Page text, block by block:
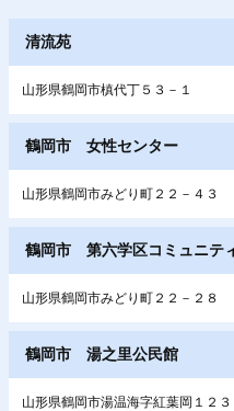
清流苑
山形県鶴岡市槙代丁５３－１
鶴岡市 女性センター
山形県鶴岡市みどり町２２－４３
鶴岡市 第六学区コミュニテ
山形県鶴岡市みどり町２２－２８
鶴岡市 湯之里公民館
山形県鶴岡市湯温海字紅葉岡１２３